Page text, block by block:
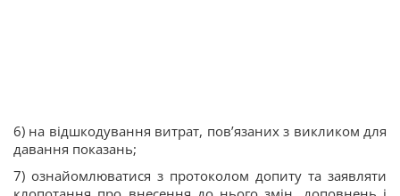
6) на відшкодування витрат, пов’язаних з викликом для
давання показань;
7) ознайомлюватися з протоколом допиту та заявляти